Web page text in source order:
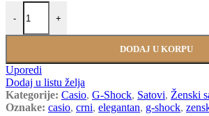
-
CASIO GM-S2100GB-1A količina
+
DODAJ U KORPU
Uporedi
Dodaj u listu želja
Kategorije: Casio, G-Shock, Satovi, Ženski
Oznake: casio, crni, elegantan, g-shock,